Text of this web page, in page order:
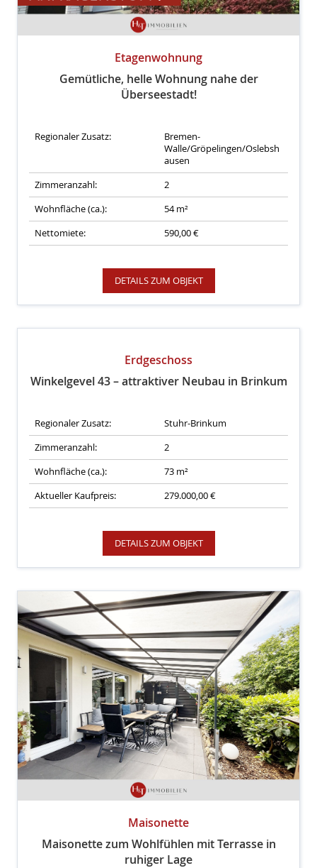
Etagenwohnung
Gemütliche, helle Wohnung nahe der
Überseestadt!
Regionaler Zusatz:
Bremen-
Walle/Gröpelingen/Oslebsh
ausen
Zimmeranzahl:
2
Wohnfläche (ca.):
54 m²
Nettomiete:
590,00 €
DETAILS ZUM OBJEKT
Erdgeschoss
Winkelgevel 43 – attraktiver Neubau in Brinkum
Regionaler Zusatz:
Stuhr-Brinkum
Zimmeranzahl:
2
Wohnfläche (ca.):
73 m²
Aktueller Kaufpreis:
279.000,00 €
DETAILS ZUM OBJEKT
Maisonette
Maisonette zum Wohlfühlen mit Terrasse in
ruhiger Lage